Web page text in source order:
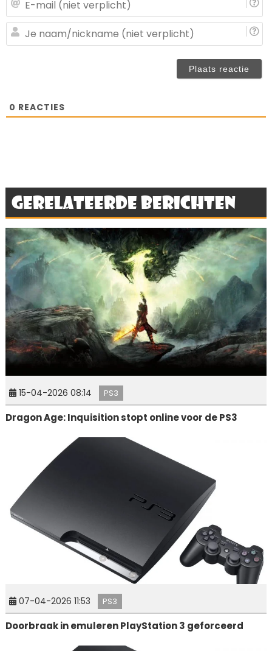
0 REACTIES
Gerelateerde berichten
15-04-2026 08:14 PS3
Dragon Age: Inquisition stopt online voor de PS3
07-04-2026 11:53 PS3
Doorbraak in emuleren PlayStation 3 geforceerd